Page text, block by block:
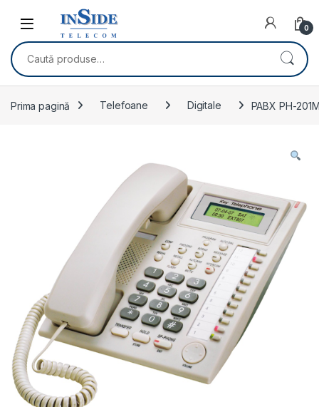
Skip to navigation
0
Caută după:
Prima pagină Telefoane Digitale PABX PH-